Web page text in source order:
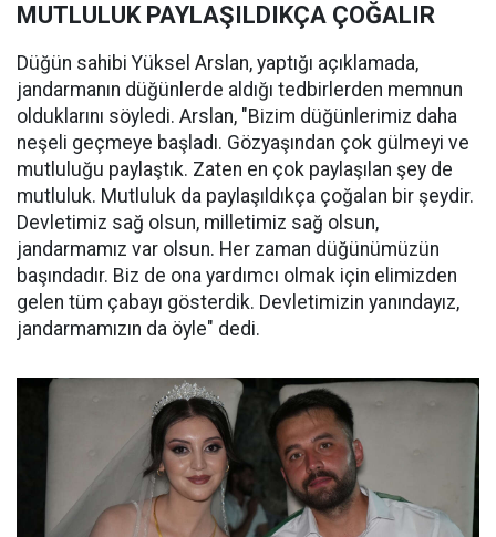
MUTLULUK PAYLAŞILDIKÇA ÇOĞALIR
Düğün sahibi Yüksel Arslan, yaptığı açıklamada,
jandarmanın düğünlerde aldığı tedbirlerden memnun
olduklarını söyledi. Arslan, "Bizim düğünlerimiz daha
neşeli geçmeye başladı. Gözyaşından çok gülmeyi ve
mutluluğu paylaştık. Zaten en çok paylaşılan şey de
mutluluk. Mutluluk da paylaşıldıkça çoğalan bir şeydir.
Devletimiz sağ olsun, milletimiz sağ olsun,
jandarmamız var olsun. Her zaman düğünümüzün
başındadır. Biz de ona yardımcı olmak için elimizden
gelen tüm çabayı gösterdik. Devletimizin yanındayız,
jandarmamızın da öyle" dedi.